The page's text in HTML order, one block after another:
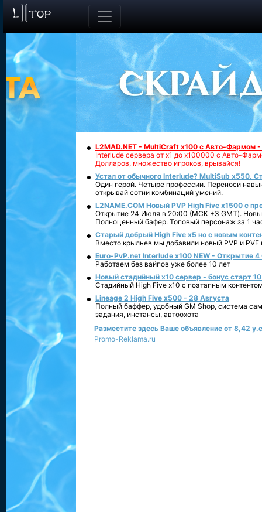
L2MAD.NET - MultiCraft x100 с Авто-Фармом
Interlude сервера от х1 до х100000 с Авто-
Долларов, множество игроков, врывайся!
Устал от обычного Interlude? MultiSub x550.
Один герой. Четыре профессии. Переноси
открывай сотни комбинаций умений.
L2NAME.COM Новый PVP High Five x1500 с
Открытие 24 Июля в 20:00 (МСК +3 GMT).
Полноценный бафер. Топовый персонаж за 1
Старый добрый High Five x5 но с новым
Вместо крыльев мы добавили новый PVP и PVE
Euro-PvP.net Interlude х100 NEW - Открытие 4
Работаем без вайпов уже более 10 лет
Новый стадийный х10 сервер - бонус старт
Стадийный High Five x10 с поэтапным
Lineage 2 High Five x500 - 28 Августа
Полный баффер, удобный GM Shop, система
задания, инстансы, автоохота
Разместите здесь Ваше объявление от 8,42
Promo-Reklama.ru